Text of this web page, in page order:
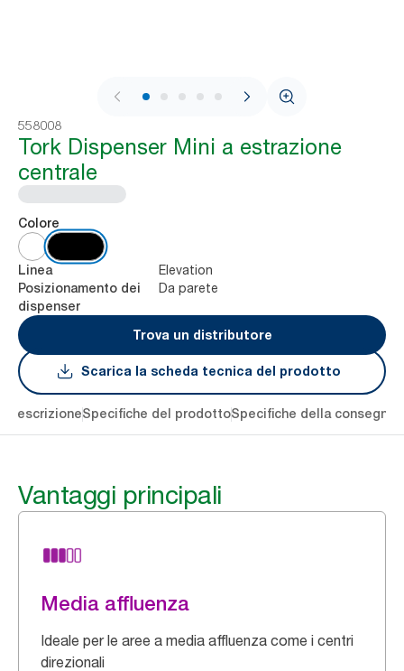
1 / 8
558008
Tork Dispenser Mini a estrazione
centrale
Colore
Linea Elevation
Posizionamento dei
dispenser
Da parete
Trova un distributore
Scarica la scheda tecnica del prodotto
DescrizioneSpecifiche del prodottoSpecifiche della consegna
Vantaggi principali
Media affluenza
Ideale per le aree a media affluenza come i centri
direzionali